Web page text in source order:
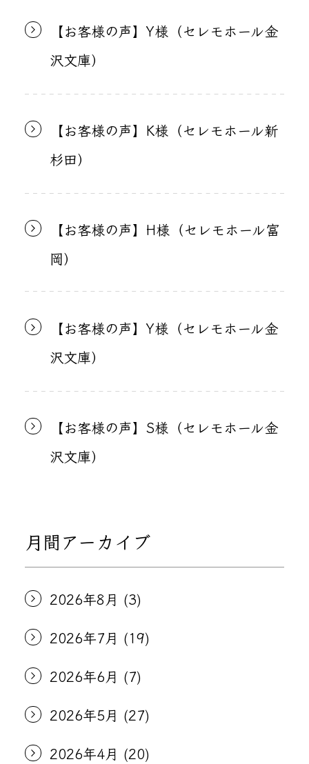
【お客様の声】Y様（セレモホール金
沢文庫）
【お客様の声】K様（セレモホール新
杉田）
【お客様の声】H様（セレモホール富
岡）
【お客様の声】Y様（セレモホール金
沢文庫）
【お客様の声】S様（セレモホール金
沢文庫）
月間アーカイブ
2026年8月 (3)
2026年7月 (19)
2026年6月 (7)
2026年5月 (27)
2026年4月 (20)